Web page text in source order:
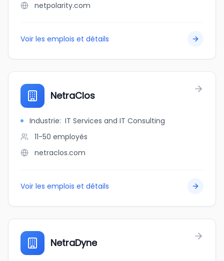
netpolarity.com
Voir les emplois et détails
NetraClos
Industrie: IT Services and IT Consulting
11-50 employés
netraclos.com
Voir les emplois et détails
NetraDyne